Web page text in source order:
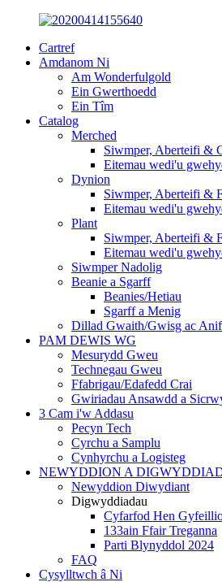
Cartref
Amdanom Ni
Am Wonderfulgold
Ein Gwerthoedd
Ein Tîm
Catalog
Merched
Siwmper, Aberteifi &
Eitemau wedi'u
Dynion
Siwmper, Aberteifi &
Eitemau wedi'u
Plant
Siwmper, Aberteifi &
Eitemau wedi'u
Siwmper Nadolig
Beanie a Sgarff
Beanies/Hetiau
Sgarff a Menig
Dillad Gwaith/Gwisg ac
PAM DEWIS WG
Mesurydd Gweu
Technegau Gweu
Ffabrigau/Edafedd Crai
Gwiriadau Ansawdd a
3 Cam i'w Addasu
Pecyn Tech
Cyrchu a Samplu
Cynhyrchu a Logisteg
NEWYDDION A
Newyddion Diwydiant
Digwyddiadau
Cyfarfod Hen
133ain Ffair Treganna
Parti Blynyddol 2024
FAQ
Cysylltwch â Ni